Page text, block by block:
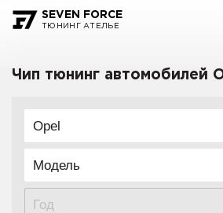
SEVEN FORCE
ТЮНИНГ АТЕЛЬЕ
Чип тюнинг автомобилей
Opel
Модель
Год